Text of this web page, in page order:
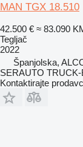
MAN TGX 18.510
42.500 € ≈ 83.090
Tegljač
2022
Španjolska,
SERAUTO
Kontaktirajte